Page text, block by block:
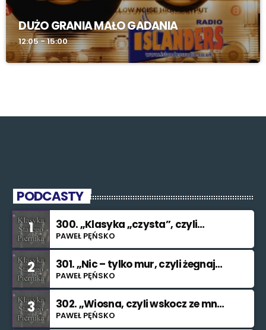
DUŻO GRANIA MAŁO GADANIA
12:05 - 15:00
PODCASTY
1
300. „Klasyka „czysta”, czyli
znowu nie świętuję”
PAWEŁ PĘŃSKO
2
301. „Nic – tylko mur, czyli żegnaj
smutku”
PAWEŁ PĘŃSKO
3
302. „Wiosna, czyli wskocz ze mną
do rzeki”
PAWEŁ PĘŃSKO